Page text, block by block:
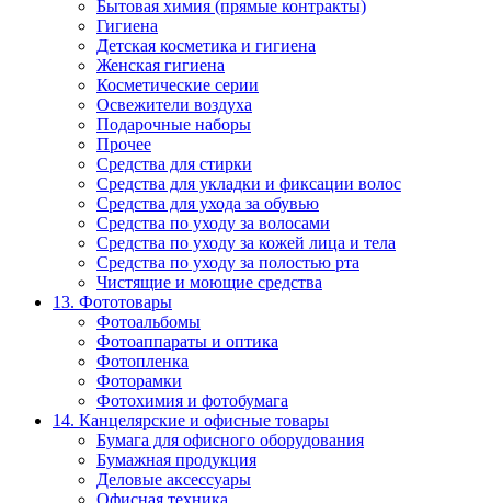
Бытовая химия (прямые контракты)
Гигиена
Детская косметика и гигиена
Женская гигиена
Косметические серии
Освежители воздуха
Подарочные наборы
Прочее
Средства для стирки
Средства для укладки и фиксации волос
Средства для ухода за обувью
Средства по уходу за волосами
Средства по уходу за кожей лица и тела
Средства по уходу за полостью рта
Чистящие и моющие средства
13. Фототовары
Фотоальбомы
Фотоаппараты и оптика
Фотопленка
Фоторамки
Фотохимия и фотобумага
14. Канцелярские и офисные товары
Бумага для офисного оборудования
Бумажная продукция
Деловые аксессуары
Офисная техника